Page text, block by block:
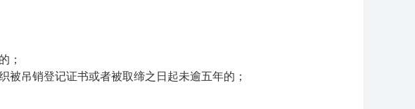
；
被吊销登记证书或者被取缔之日起未逾五年的；